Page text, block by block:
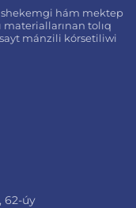
shekemgi hám mektep
tolıq
mánzili kórsetiliwi
62-úy